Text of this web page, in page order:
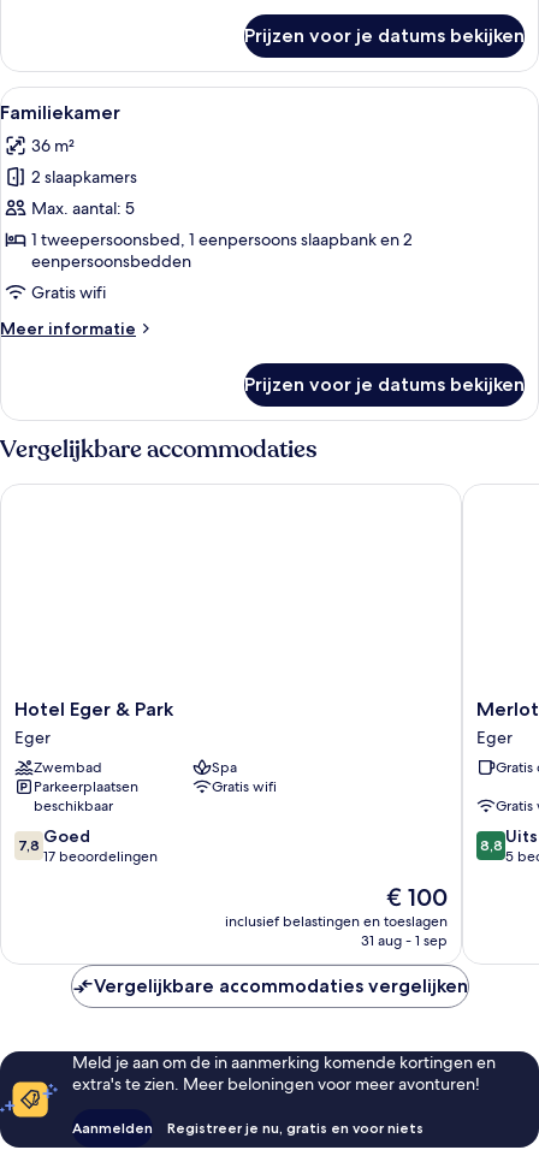
kamer
Prijzen voor je datums bekijken
Alle
foto's
voor
Familiekamer
laden
Een kamer met twee bedden, elk
3
Familiekamer
36 m²
2 slaapkamers
Max. aantal: 5
1 tweepersoonsbed, 1 eenpersoons slaapbank en 2
eenpersoonsbedden
Gratis wifi
Meer informatie
Meer
Prijzen voor je datums bekijken
Vergelijkbare accommodaties
Hotel
Eger
&
Park
Eger
Hotel Eger & Park
Eger
Zwembad
Spa
Parkeerplaatsen
beschikbaar
Gratis wifi
7.8
van
7,8 Goed
17 beoordelingen
De
prijs
is
€ 100
inclusief belastingen en toeslagen
31 aug - 1 sep
Hotel Eger & Park
Merlot
Hotel
Eger
Eger
Gratis
8.8
van
8,8
5
Merlot
Vergelijkbare accommodaties vergelijken
Meld je aan om de in aanmerking komende kortingen en
extra's te zien. Meer beloningen voor meer avonturen!
Aanmelden Registreer je nu, gratis en voor niets